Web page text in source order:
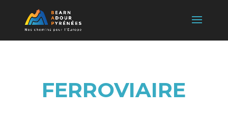
FERROVIAIRE